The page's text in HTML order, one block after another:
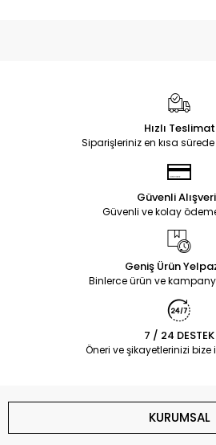
Hızlı Teslimat
Siparişleriniz en kısa sürede
Güvenli
Güvenli ve kolay
Geniş Ürün
Binlerce ürün ve
7 / 24 DESTEK
Öneri ve şikayetlerinizi bize
KURUMSAL